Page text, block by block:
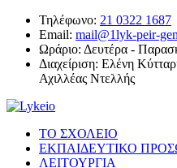
Τηλέφωνο: 21 0322 1687
Email: mail@1lyk-peir-
Ωράριο: Δευτέρα -
Διαχείριση: Ελένη
Αχιλλέας Ντελλής
ΤΟ ΣΧΟΛΕΙΟ
ΕΚΠΑΙΔΕΥΤΙΚΟ
ΛΕΙΤΟΥΡΓΙΑ